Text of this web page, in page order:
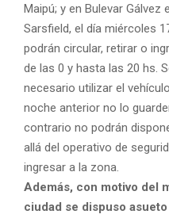
Maipú; y en Bulevar Gálvez
Sarsfield, el día miércoles
podrán circular, retirar o
de las 0 y hasta las 20 hs.
necesario utilizar el
noche anterior no lo
contrario no podrán
allá del operativo de
ingresar a la zona.
Además, con motivo del
ciudad se dispuso